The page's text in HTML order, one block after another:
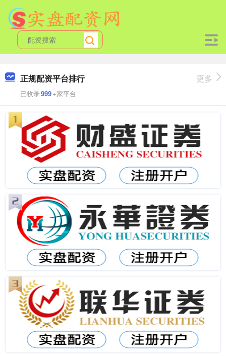
正规配资平台排行
已收录999+家平台
更多